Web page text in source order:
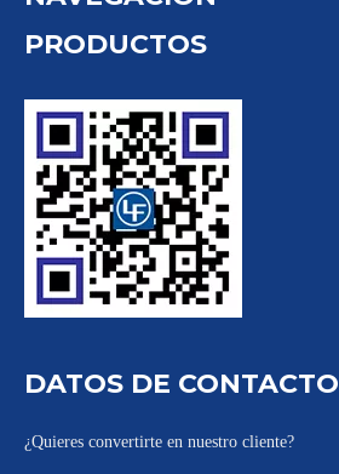
PRODUCTOS
DATOS DE CONTACTO
¿Quieres convertirte en nuestro cliente?